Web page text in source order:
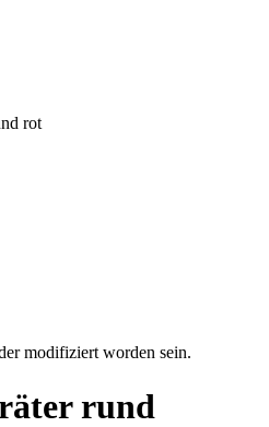
modifiziert worden sein.
rund